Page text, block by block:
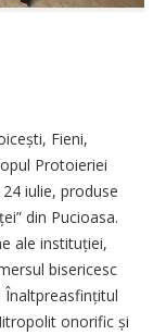
Fieni,
Protoieriei
iulie, produse
din Pucioasa.
ale instituției,
bisericesc
onorific și